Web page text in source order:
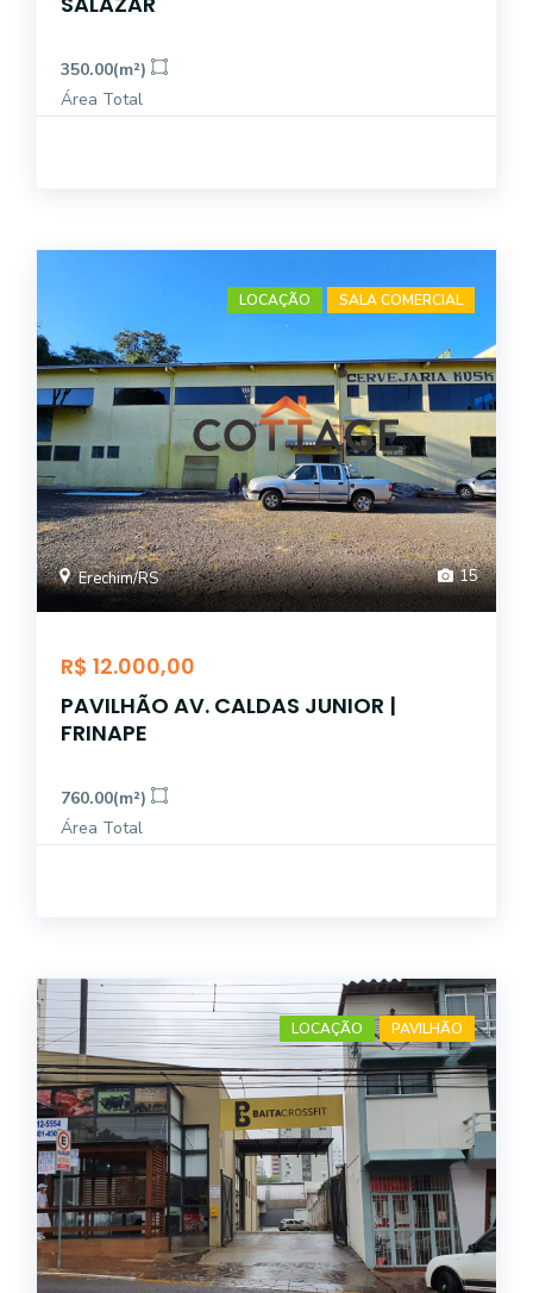
350.00(m²)
Área Total
LOCAÇÃO SALA COMERCIAL
Erechim/RS 15
R$ 12.000,00
PAVILHÃO AV. CALDAS JUNIOR |
FRINAPE
760.00(m²)
Área Total
LOCAÇÃO PAVILHÃO